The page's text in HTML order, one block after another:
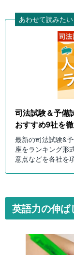
あわせて読みたい
司法試験＆予備
おすすめ9社を
最新の司法試験&
座をランキング形
意点などを各社を
英語力の伸ば